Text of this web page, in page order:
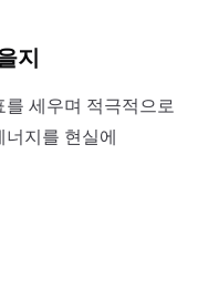
지
세우며 적극적으로
지를 현실에